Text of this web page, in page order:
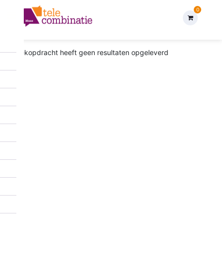
0
Uw zoekopdracht heeft geen resultaten opgeleverd